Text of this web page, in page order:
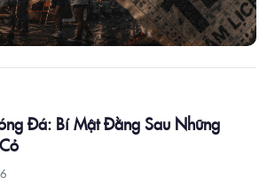
Đá: Bí Mật Đằng Sau Những